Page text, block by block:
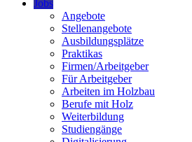
Jobs
Angebote
Stellenangebote
Ausbildungsplätze
Praktikas
Firmen/Arbeitgeber
Für Arbeitgeber
Arbeiten im Holzbau
Berufe mit Holz
Weiterbildung
Studiengänge